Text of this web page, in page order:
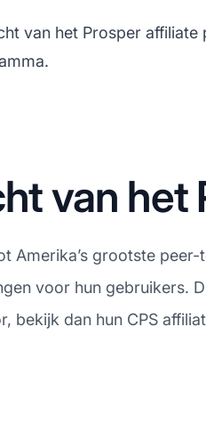
van het Prosper
van het
Amerika’s grootste
voor hun gebruikers.
bekijk dan hun CPS